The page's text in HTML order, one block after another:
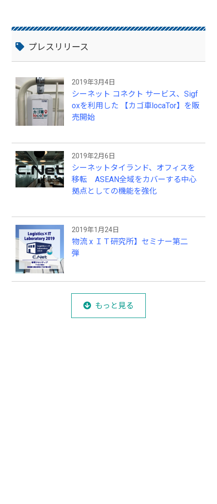
柔軟に対応する在庫管理システムです。ク
ラウド型で初期費用・運用コストを抑え、
短期間での導入が可能です。また、BtoC向
けの機能も備えており、通販物流管理にも
テム『ci.Himalayas/voice』 業務用の音声
認識システムを利用してハンズフリー・ア
イズフリーで作業ができることにより、入
荷検品、出荷検品、ピッキングや棚卸な
ど、倉庫内の様々な物流作業の効率向上や
点向け在庫管理システム『ci.Himalayas/as
ia』 中国をはじめタイ、ベトナム、インド
ネシア、フィリピン、インド等、日系企業
の海外拠点を、物流システムによりサポー
トします。中国とタイにサポートセンター
を設置しており、充実した言語サポートや
管理システム「ci.Himalayas/VMI」 荷主企
業・物流センター・ベンダーの各プレイヤ
ーをクラウドでつなぎ、情報の統合的な管
理を可能にしたシステムです。※2014年9
月リリース予定
プレスリリース
2019年3月4日
シーネット コネクト サービス、Sigf
oxを利用した 【カゴ車locaTor】を販
売開始
2019年2月6日
シーネットタイランド、オフィスを
移転 ASEAN全域をカバーする中心
拠点としての機能を強化
2019年1月24日
物流 x ＩＴ研究所】セミナー第二
弾
もっと見る